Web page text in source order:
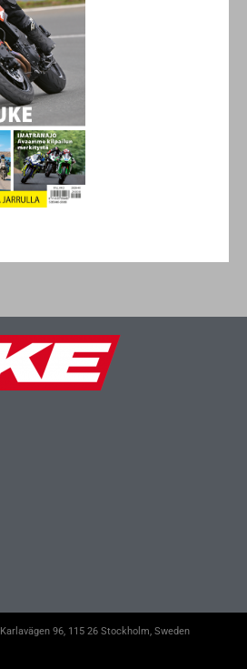
96, 115 26 Stockholm, Sweden